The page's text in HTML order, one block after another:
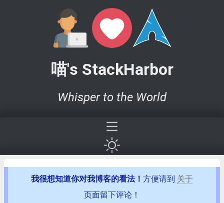
喵's StackHarbor
Whisper to the World
我很想知道你对我博客的看法！ 方便请到 关于
页面留下评论！